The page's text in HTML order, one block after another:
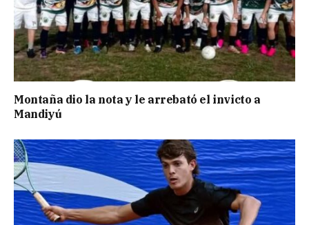
Montaña dio la nota y le arrebató el invicto a
Mandiyú